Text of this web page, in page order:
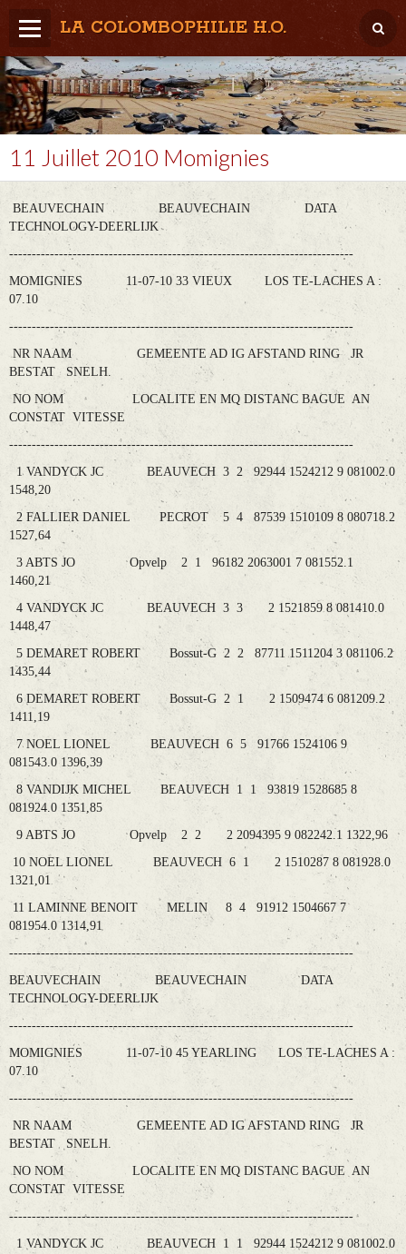
LA COLOMBOPHILIE H.O.
Home
Météo / Het weer
Lâcher / Los
Result. clubs, Provincial, (Inter)National
RFCB / KBDB
11 Juillet 2010 Momignies
BEAUVECHAIN BEAUVECHAIN DATA
TECHNOLOGY-DEERLIJK
----------------------------------------------------------------------------
MOMIGNIES 11-07-10 33 VIEUX LOS TE-LACHES A :
07.10
----------------------------------------------------------------------------
NR NAAM GEMEENTE AD IG AFSTAND RING JR
BESTAT SNELH.
NO NOM LOCALITE EN MQ DISTANC BAGUE AN
CONSTAT VITESSE
----------------------------------------------------------------------------
1 VANDYCK JC BEAUVECH 3 2 92944 1524212 9 081002.0
1548,20
2 FALLIER DANIEL PECROT 5 4 87539 1510109 8 080718.2
1527,64
3 ABTS JO Opvelp 2 1 96182 2063001 7 081552.1
1460,21
4 VANDYCK JC BEAUVECH 3 3 2 1521859 8 081410.0
1448,47
5 DEMARET ROBERT Bossut-G 2 2 87711 1511204 3 081106.2
1435,44
6 DEMARET ROBERT Bossut-G 2 1 2 1509474 6 081209.2
1411,19
7 NOEL LIONEL BEAUVECH 6 5 91766 1524106 9
081543.0 1396,39
8 VANDIJK MICHEL BEAUVECH 1 1 93819 1528685 8
081924.0 1351,85
9 ABTS JO Opvelp 2 2 2 2094395 9 082242.1 1322,96
10 NOEL LIONEL BEAUVECH 6 1 2 1510287 8 081928.0
1321,01
11 LAMINNE BENOIT MELIN 8 4 91912 1504667 7
081954.0 1314,91
----------------------------------------------------------------------------
BEAUVECHAIN BEAUVECHAIN DATA
TECHNOLOGY-DEERLIJK
----------------------------------------------------------------------------
MOMIGNIES 11-07-10 45 YEARLING LOS TE-LACHES A :
07.10
----------------------------------------------------------------------------
NR NAAM GEMEENTE AD IG AFSTAND RING JR
BESTAT SNELH.
NO NOM LOCALITE EN MQ DISTANC BAGUE AN
CONSTAT VITESSE
----------------------------------------------------------------------------
1 VANDYCK JC BEAUVECH 1 1 92944 1524212 9 081002.0